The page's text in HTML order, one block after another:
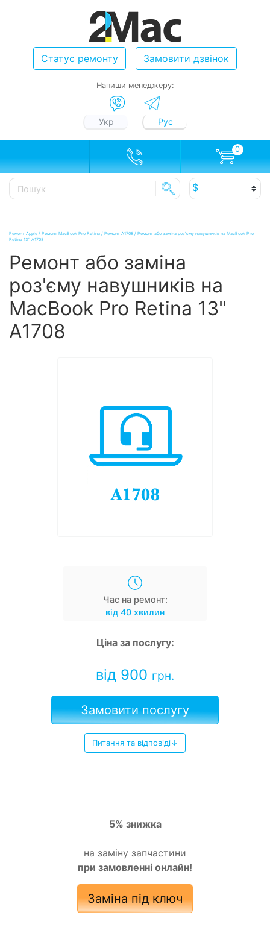
Статус ремонту Замовити дзвінок
Напиши менеджеру:
Укр Рус
0
Ремонт Apple / Ремонт MacBook Pro Retina / Ремонт A1708 / Ремонт або заміна роз'єму навушників на MacBook Pro
Retina 13" A1708
Ремонт або заміна
роз'єму навушників на
MacBook Pro Retina 13"
A1708
Час на ремонт:
від 40 хвилин
Ціна за послугу:
від 900 грн.
Замовити послугу
Питання та відповіді↓
5% знижка
на заміну запчастини
при замовленні онлайн!
Заміна під ключ